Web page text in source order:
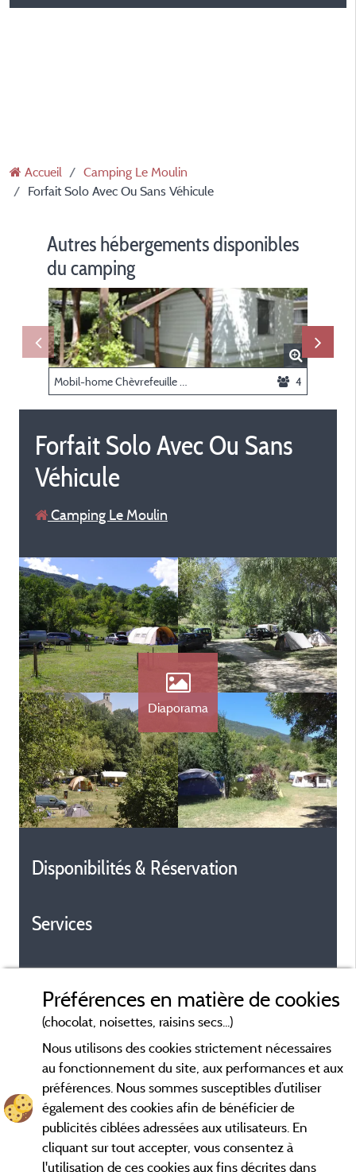
Accueil
Camping Le Moulin
Forfait Solo Avec Ou Sans Véhicule
Autres hébergements disponibles
du camping
4
Forfait Solo Avec Ou Sans
Véhicule
Camping Le Moulin
Diaporama
Disponibilités & Réservation
Services
Préférences en matière de cookies
(chocolat, noisettes, raisins secs...)
Nous utilisons des cookies strictement nécessaires
au fonctionnement du site, aux performances et aux
préférences. Nous sommes susceptibles d’utiliser
également des cookies afin de bénéficier de
publicités ciblées adressées aux utilisateurs. En
cliquant sur tout accepter, vous consentez à
l'utilisation de ces cookies aux fins décrites dans